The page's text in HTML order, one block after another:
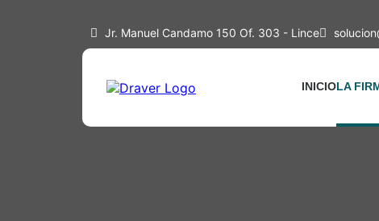
Jr. Manuel Candamo 150 Of. 303 - Lince
INICIOLA